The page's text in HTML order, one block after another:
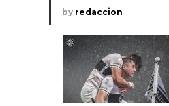
by redaccion